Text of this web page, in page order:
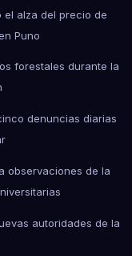
el alza del precio de
Puno
forestales durante la
denuncias diarias
observaciones de la
autoridades de la